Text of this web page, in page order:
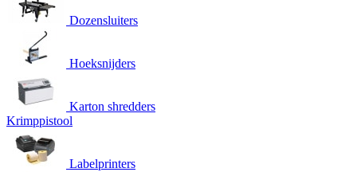
Dozensluiters
Hoeksnijders
Karton shredders
Krimppistool
Labelprinters